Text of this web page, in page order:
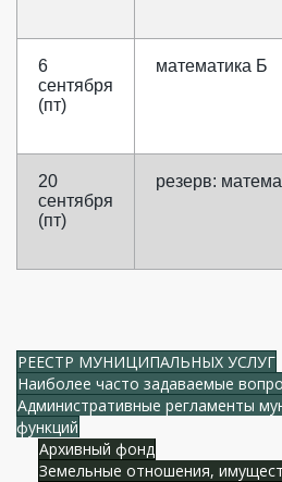
6
сентября
(пт)
математика Б
20
сентября
(пт)
резерв:
РЕЕСТР МУНИЦИПАЛЬНЫХ УСЛУГ
Наиболее часто задаваемые
Административные регламенты
функций
Архивный фонд
Земельные отношения,